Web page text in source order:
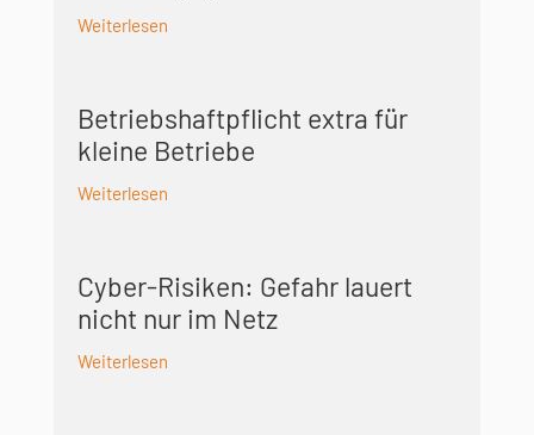
Weiterlesen
Betriebshaft­pflicht extra für
kleine Betriebe
Weiterlesen
Cyber-Risiken: Gefahr lauert
nicht nur im Netz
Weiterlesen